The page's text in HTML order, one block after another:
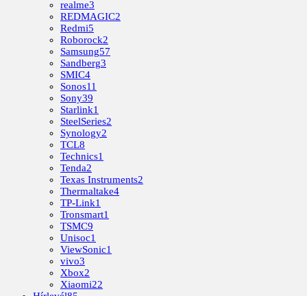
realme3
REDMAGIC2
Redmi5
Roborock2
Samsung57
Sandberg3
SMIC4
Sonos11
Sony39
Starlink1
SteelSeries2
Synology2
TCL8
Technics1
Tenda2
Texas Instruments2
Thermaltake4
TP-Link1
Tronsmart1
TSMC9
Unisoc1
ViewSonic1
vivo3
Xbox2
Xiaomi22